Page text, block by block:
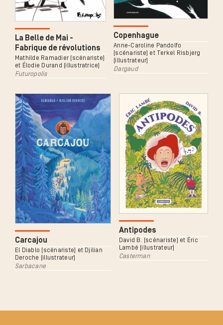
La Belle de Mai -
Fabrique de révolutions
Mathilde Ramadier (scénariste)
et Élodie Durand (illustratrice)
Futuropolis
Copenhague
Anne-Caroline Pandolfo
(scénariste) et Terkel Risbjerg
(illustrateur)
Dargaud
Carcajou
El Diablo (scénariste) et Djilian
Deroche (illustrateur)
Sarbacane
Antipodes
David B. (scénariste) et Éric
Lambé (illustrateur)
Casterman